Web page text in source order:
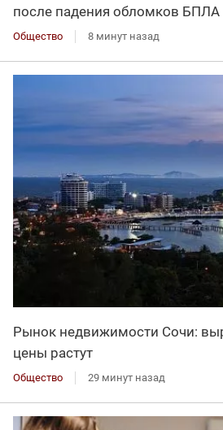
после падения обломков БПЛА
Общество 8 минут назад
Рынок недвижимости Сочи:
цены растут
Общество 29 минут назад